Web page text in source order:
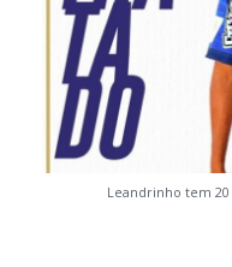
Leandrinho tem 20